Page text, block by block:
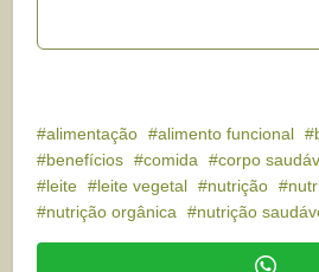
alimentação alimento funcional
benefícios
comida corpo
leite
leite vegetal nutrição
nutrição orgânica
nutrição